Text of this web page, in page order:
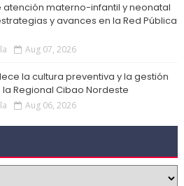
atención materno-infantil y neonatal
y avances en la Red Pública
Aug 07, 2026
la cultura preventiva y la gestión
Regional Cibao Nordeste
Aug 06, 2026